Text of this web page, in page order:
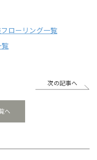
ローリング一覧
次の記事へ
へ